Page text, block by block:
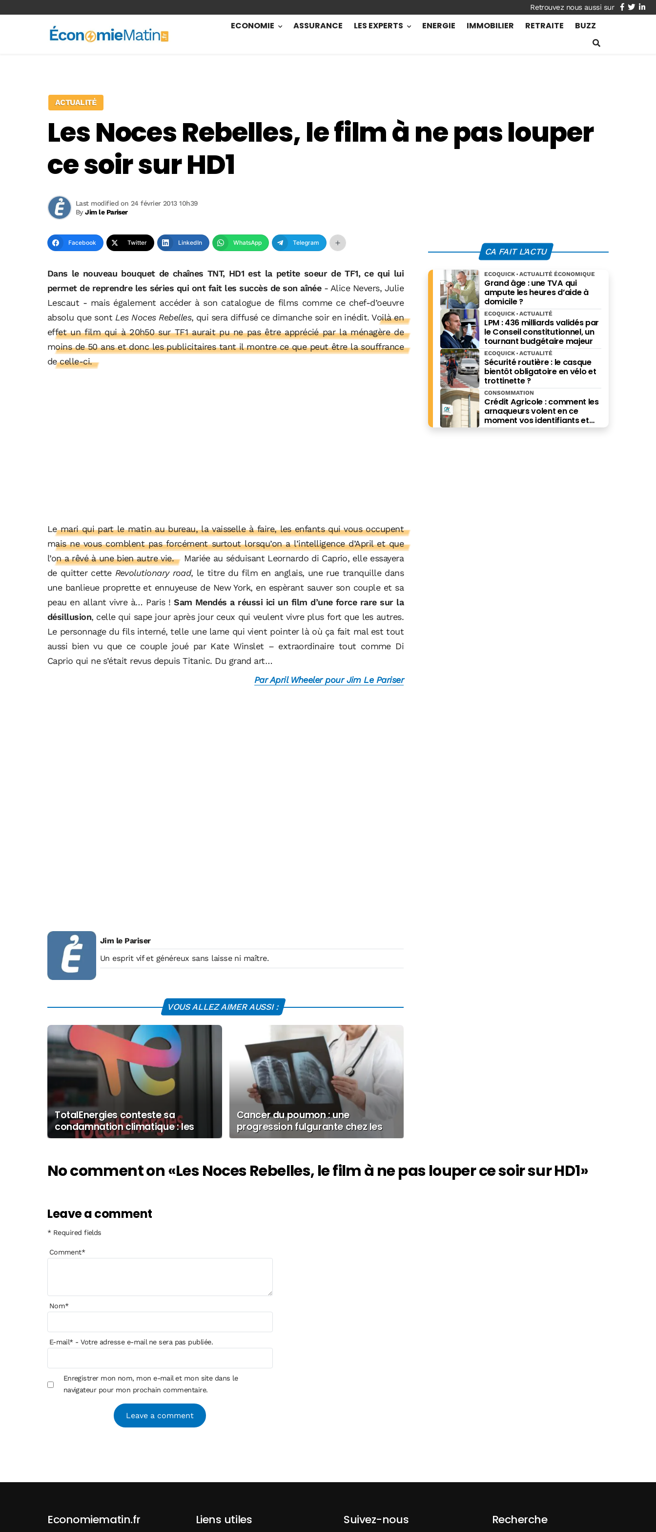
facebook
twitter
ECONOMIE ASSURANCE LES EXPERTS ENERGIE IMMOBILIER RETRAITE BUZZ
ACTUALITÉ
Les Noces Rebelles, le film à ne pas louper
ce soir sur HD1
ByJim le Pariser
Last modified on 24 février 2013 10h39
Facebook Twitter LinkedIn WhatsApp Telegram
Dans le nouveau bouquet de chaînes TNT, HD1 est la petite soeur de TF1, ce qui lui
permet de reprendre les séries qui ont fait les succès de son aînée- Alice Nevers, Julie
Lescaut - mais également accéder à son catalogue de films comme ce chef-d’oeuvre
absolu que sont Les Noces Rebelles, qui sera diffusé ce dimanche soir en inédit.Voilà en
effet un film qui à 20h50 sur TF1 aurait pu ne pas être apprécié par la ménagère de
moins de 50 ans et donc les publicitaires tant il montre ce que peut être la souffrance
de celle-ci.
Le mari qui part le matin au bureau, la vaisselle à faire, les enfants qui vous occupent
mais ne vous comblent pas forcément surtout lorsqu’on a l’intelligence d’April et que
l’on a rêvé à une bien autre vie.
Mariée au séduisant Leornardo di Caprio, elle essayera
de quitter cette Revolutionary road, le titre du film en anglais, une rue tranquille dans
une banlieue proprette et ennuyeuse de New York, en espèrant sauver son couple et sa
peau en allant vivre à… Paris !Sam Mendés a réussi ici un film d’une force rare sur la
désillusion, celle qui sape jour après jour ceux qui veulent vivre plus fort que les autres.
Le personnage du fils interné, telle une lame qui vient pointer là où ça fait mal est tout
aussi bien vu que ce couple joué par Kate Winslet – extraordinaire tout comme Di
Caprio qui ne s’était revus depuis Titanic. Du grand art…
Par April Wheeler pour Jim Le Pariser
Jim le Pariser
Un esprit vif et généreux sans laisse ni maître.
VOUS ALLEZ AIMER AUSSI :
TotalEnergies conteste sa
condamnation climatique : les
investisseurs face à un risque
Cancer du poumon : une
progression fulgurante chez les
femmes, le tabac en cause
CA FAIT L'ACTU
Grand âge : une TVA qui
ampute les heures d’aide à
domicile ?
ECOQUICK ACTUALITÉ ÉCONOMIQUE
LPM : 436 milliards validés par
le Conseil constitutionnel, un
tournant budgétaire majeur
ECOQUICK ACTUALITÉ
Sécurité routière : le casque
bientôt obligatoire en vélo et
trottinette ?
ECOQUICK ACTUALITÉ
Crédit Agricole : comment les
arnaqueurs volent en ce
moment vos identifiants et
vos euros (et comment vous
CONSOMMATION
No comment on«Les Noces Rebelles, le film à ne pas louper ce soir sur HD1»
Leave a comment
* Required fields
Comment*
Nom*
E-mail*- Votre adresse e-mail ne sera pas publiée.
Enregistrer mon nom, mon e-mail et mon site dans le
navigateur pour mon prochain commentaire.
Economiematin.fr Liens utiles Suivez-nous Recherche